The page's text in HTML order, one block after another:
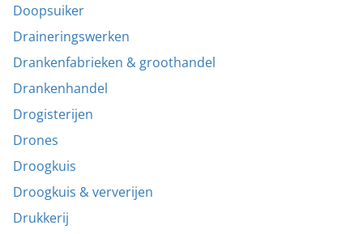
Doopsuiker
Draineringswerken
Drankenfabrieken & groothandel
Drankenhandel
Drogisterijen
Drones
Droogkuis
Droogkuis & ververijen
Drukkerij